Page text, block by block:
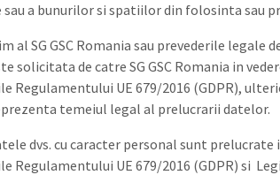
a bunurilor si spatiilor din folosinta sau
al SG GSC Romania sau prevederile
solicitata de catre SG GSC Romania in
Regulamentului UE 679/2016 (GDPR),
temeiul legal al prelucrarii datelor.
dvs. cu caracter personal sunt
Regulamentului UE 679/2016 (GDPR) si